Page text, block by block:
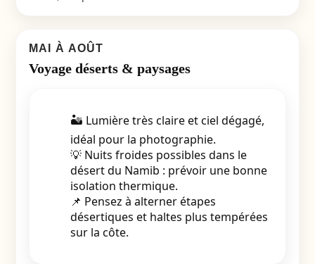
MAI À AOÛT
Voyage déserts & paysages
🏜️ Lumière très claire et ciel dégagé,
idéal pour la photographie.
💡 Nuits froides possibles dans le
désert du Namib : prévoir une bonne
isolation thermique.
📌 Pensez à alterner étapes
désertiques et haltes plus tempérées
sur la côte.